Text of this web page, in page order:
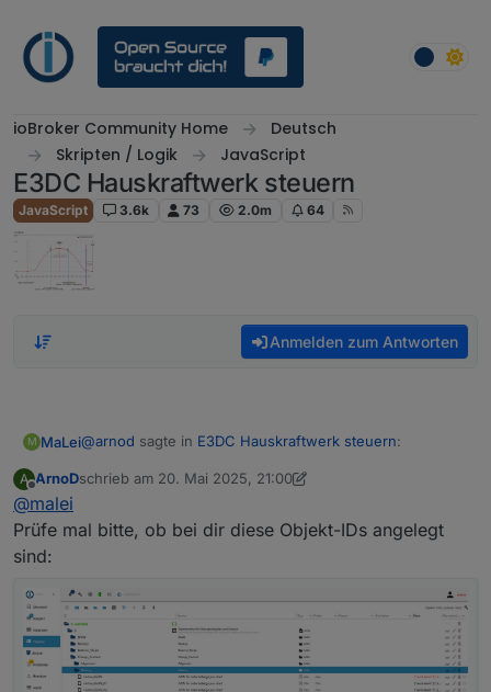
ioBroker Community Home
Deutsch
Skripten / Logik
JavaScript
E3DC Hauskraftwerk steuern
JavaScript 3.6k 73 2.0m 64
Anmelden zum Antworten
M MaLei@arnod sagte in E3DC Hauskraftwerk steuern:
Das wird vom Script erledigt.
Für heute sollte wieder die PV-Leistung als Balken
Leider nicht. Schon seit dem 14.05. (Tag des Updates)
A
Offline
ArnoDschrieb am 20. Mai 2025, 21:00
zuletzt editiert von ArnoD
@malei
Prüfe mal bitte, ob bei dir diese Objekt-IDs angelegt
sind: